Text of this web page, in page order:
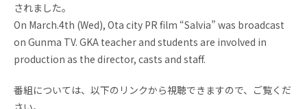
EN
されました。
On March.4th (Wed), Ota city PR film “Salvia” was broadcast
on Gunma TV. GKA teacher and students are involved in
production as the director, casts and staff.
番組については、以下のリンクから視聴できますので、ご覧くだ